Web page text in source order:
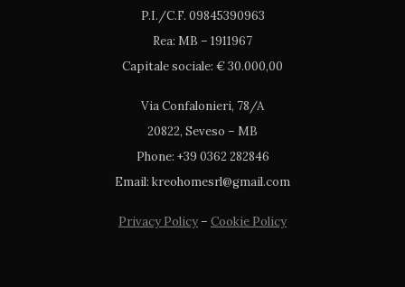
P.I./C.F. 09845390963
Rea: MB – 1911967
Capitale sociale: € 30.000,00
Via Confalonieri, 78/A
20822, Seveso – MB
Phone: +39 0362 282846
Email: kreohomesrl@gmail.com
Privacy Policy– Cookie Policy